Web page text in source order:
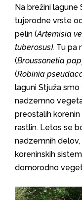
Na brežini
tujerodne vrste
pelin (Artemisia
tuberosus). Tu pa
(Broussonetia
(Robinia
laguni Stjuža
nadzemno
preostalih
rastlin. Letos se
nadzemnih
koreninskih
domorodno